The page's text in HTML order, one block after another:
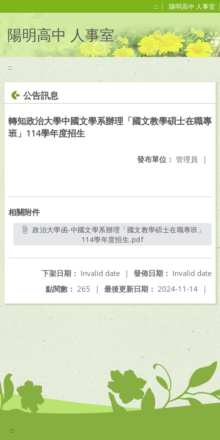
::: 陽明高中 人事室
陽明高中 人事室
:::
公告訊息
轉知政治大學中國文學系辦理「國文教學碩士在職專
班」114學年度招生
發布單位： 管理員 |
相關附件
政治大學函-中國文學系辦理「國文教學碩士在職專班」
114學年度招生.pdf另開新視窗
發佈日期： Invalid date
下架日期： Invalid date
|
最後更新日期： 2024-11-14 |
點閱數： 265 |
:::